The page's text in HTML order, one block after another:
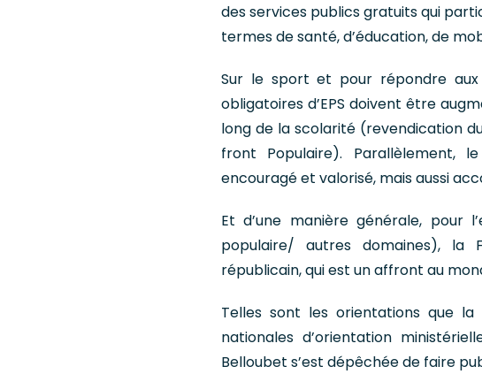
des services publics gratuits qui
termes de santé, d’éducation, de
Sur le sport et pour répondre aux
obligatoires d’EPS doivent être
long de la scolarité (revendication
front Populaire). Parallèlement,
encouragé et valorisé, mais aussi
Et d’une manière générale, pour
populaire/ autres domaines), la
républicain, qui est un affront au
Telles sont les orientations que
nationales d’orientation
Belloubet s’est dépêchée de faire